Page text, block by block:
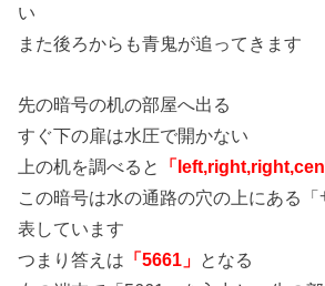
い
また後ろからも青鬼が追ってきます
先の暗号の机の部屋へ出る
すぐ下の扉は水圧で開かない
上の机を調べると
「
この暗号は水の通路の穴の上にある
表しています
つまり答えは 「5661」 となる